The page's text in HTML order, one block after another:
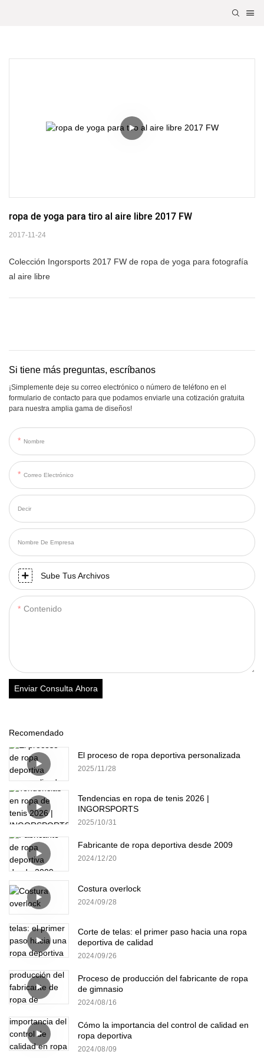
ropa de yoga para tiro al aire libre 2017 FW
2017-11-24
Colección Ingorsports 2017 FW de ropa de yoga para fotografía
al aire libre
Si tiene más preguntas, escríbanos
¡Simplemente deje su correo electrónico o número de teléfono en el
formulario de contacto para que podamos enviarle una cotización gratuita
para nuestra amplia gama de diseños!
Nombre
Correo Electrónico
Decir
Nombre De Empresa
Sube Tus Archivos
Contenido
Enviar Consulta Ahora
Recomendado
El proceso de ropa deportiva personalizada
2025 11 28
Tendencias en ropa de tenis 2026 |
INGORSPORTS
2025 10 31
Fabricante de ropa deportiva desde 2009
2024 12 20
Costura overlock
2024 09 28
Corte de telas: el primer paso hacia una ropa
deportiva de calidad
2024 09 26
Proceso de producción del fabricante de ropa
de gimnasio
2024 08 16
Cómo la importancia del control de calidad en
ropa deportiva
2024 08 09